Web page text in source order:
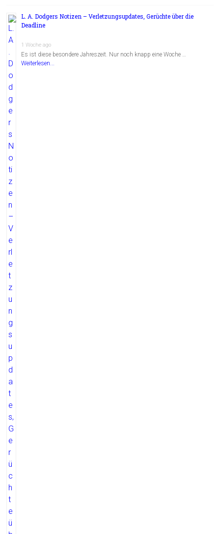
L. A. Dodgers Notizen – Verletzungsupdates, Gerüchte über die
Deadline
1 Woche ago
Es ist diese besondere Jahreszeit. Nur noch knapp eine Woche …
Weiterlesen...